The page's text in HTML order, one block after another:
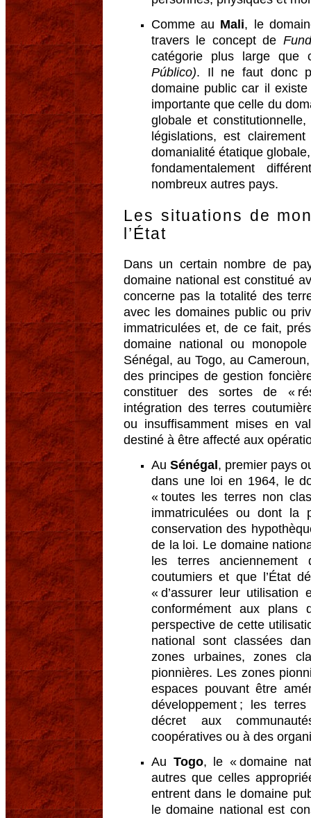
Comme au Mali, le
travers le concept de
catégorie plus large
Público). Il ne faut donc
domaine public car il
importante que celle du
globale et
législations, est
domanialité étatique
fondamentalement
nombreux autres pays.
Les situations de
l’État
Dans un certain nombre de
domaine national est constitué
concerne pas la totalité des
avec les domaines public ou
immatriculées et, de ce fait,
domaine national ou
Sénégal, au Togo, au
des principes de gestion
constituer des sortes de «
intégration des terres
ou insuffisamment mises en
destiné à être affecté aux
AuSénégal , premier pays
dans une loi en 1964, le
« toutes les terres non
immatriculées ou dont la
conservation des
de la loi. Le domaine
les terres
coutumiers et que l’État
« d’assurer leur
conformément aux plans
perspective de cette
national sont classées
zones urbaines, zones
pionnières. Les zones
espaces pouvant être
développement ; les
décret aux
coopératives ou à des
Au Togo, le « domaine
autres que celles
entrent dans le domaine
le domaine national est